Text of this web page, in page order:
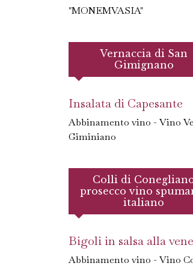
"MONEMVASIA"
Vernaccia di San
Gimignano
Insalata di Capesante
Abbinamento vino - Vino
Giminiano
Colli di
prosecco vino
italiano
Bigoli in salsa alla
Abbinamento vino - Vino